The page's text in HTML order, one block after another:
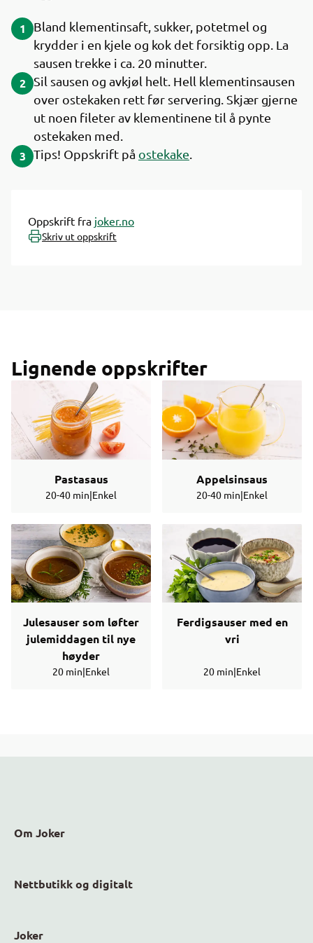
1
Bland klementinsaft, sukker, potetmel og
krydder i en kjele og kok det forsiktig opp. La
sausen trekke i ca. 20 minutter.
2 Sil sausen og avkjøl helt. Hell klementinsausen
over ostekaken rett før servering. Skjær gjerne
ut noen fileter av klementinene til å pynte
ostekaken med.
3 Tips! Oppskrift på ostekake
Oppskrift fra joker.no
Skriv ut oppskrift
Lignende oppskrifter
Pastasaus
20-40 min|Enkel
Appelsinsaus
20-40 min|Enkel
Julesauser som løfter
julemiddagen til nye
høyder
20 min|Enkel
Ferdigsauser med en
vri
20 min|Enkel
Om Joker
Nettbutikk og digitalt
Joker